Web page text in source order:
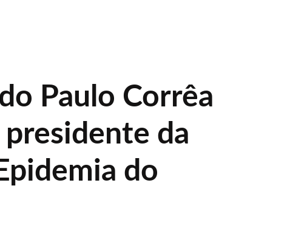
Paulo Corrêa
da
do